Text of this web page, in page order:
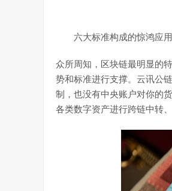
六大标准构成的惊鸿应用
众所周知，区块链最明显的
势和标准进行支撑。云讯公
制，也没有中央账户对你的
各类数字资产进行跨链中转